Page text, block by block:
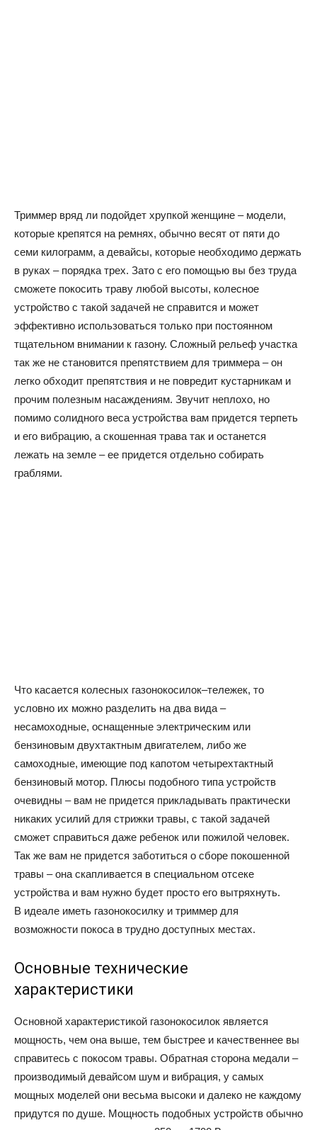
Триммер вряд ли подойдет хрупкой женщине – модели,
которые крепятся на ремнях, обычно весят от пяти до
семи килограмм, а девайсы, которые необходимо держать
в руках – порядка трех. Зато с его помощью вы без труда
сможете покосить траву любой высоты, колесное
устройство с такой задачей не справится и может
эффективно использоваться только при постоянном
тщательном внимании к газону. Сложный рельеф участка
так же не становится препятствием для триммера – он
легко обходит препятствия и не повредит кустарникам и
прочим полезным насаждениям. Звучит неплохо, но
помимо солидного веса устройства вам придется терпеть
и его вибрацию, а скошенная трава так и останется
лежать на земле – ее придется отдельно собирать
граблями.
Что касается колесных газонокосилок–тележек, то
условно их можно разделить на два вида –
несамоходные, оснащенные электрическим или
бензиновым двухтактным двигателем, либо же
самоходные, имеющие под капотом четырехтактный
бензиновый мотор. Плюсы подобного типа устройств
очевидны – вам не придется прикладывать практически
никаких усилий для стрижки травы, с такой задачей
сможет справиться даже ребенок или пожилой человек.
Так же вам не придется заботиться о сборе покошенной
травы – она скапливается в специальном отсеке
устройства и вам нужно будет просто его вытряхнуть.
В идеале иметь газонокосилку и триммер для
возможности покоса в трудно доступных местах.
Основные технические
характеристики
Основной характеристикой газонокосилок является
мощность, чем она выше, тем быстрее и качественнее вы
справитесь с покосом травы. Обратная сторона медали –
производимый девайсом шум и вибрация, у самых
мощных моделей они весьма высоки и далеко не каждому
придутся по душе. Мощность подобных устройств обычно